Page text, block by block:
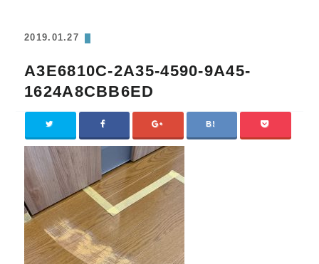
WORKS
PRICE / AREA
SCHOOL
CONTACT
ACCESS
2019.01.27
A3E6810C-2A35-4590-9A45-
1624A8CBB6ED